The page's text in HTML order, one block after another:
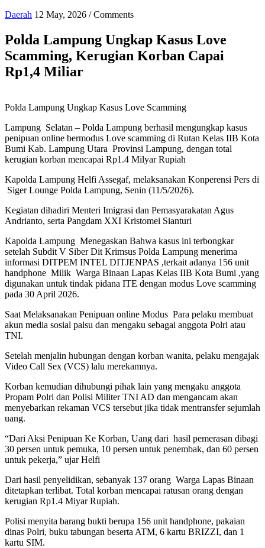
Daerah 12 May, 2026 /Comments
Polda Lampung Ungkap Kasus Love
Scamming, Kerugian Korban Capai
Rp1,4 Miliar
Polda Lampung Ungkap Kasus Love Scamming
Lampung Selatan – Polda Lampung berhasil mengungkap kasus
penipuan online bermodus Love scamming di Rutan Kelas IIB Kota
Bumi Kab. Lampung Utara Provinsi Lampung, dengan total
kerugian korban mencapai Rp1.4 Milyar Rupiah
Kapolda Lampung Helfi Assegaf, melaksanakan Konperensi Pers di
Siger Lounge Polda Lampung, Senin (11/5/2026).
Kegiatan dihadiri Menteri Imigrasi dan Pemasyarakatan Agus
Andrianto, serta Pangdam XXI Kristomei Sianturi
Kapolda Lampung Menegaskan Bahwa kasus ini terbongkar
setelah Subdit V Siber Dit Krimsus Polda Lampung menerima
informasi DITPEM INTEL DITJENPAS ,terkait adanya 156 unit
handphone Milik Warga Binaan Lapas Kelas IIB Kota Bumi ,yang
digunakan untuk tindak pidana ITE dengan modus Love scamming
pada 30 April 2026.
Saat Melaksanakan Penipuan online Modus Para pelaku membuat
akun media sosial palsu dan mengaku sebagai anggota Polri atau
TNI.
Setelah menjalin hubungan dengan korban wanita, pelaku mengajak
Video Call Sex (VCS) lalu merekamnya.
Korban kemudian dihubungi pihak lain yang mengaku anggota
Propam Polri dan Polisi Militer TNI AD dan mengancam akan
menyebarkan rekaman VCS tersebut jika tidak mentransfer sejumlah
uang.
“Dari Aksi Penipuan Ke Korban, Uang dari hasil pemerasan dibagi
30 persen untuk pemuka, 10 persen untuk penembak, dan 60 persen
untuk pekerja,” ujar Helfi
Dari hasil penyelidikan, sebanyak 137 orang Warga Lapas Binaan
ditetapkan terlibat. Total korban mencapai ratusan orang dengan
kerugian Rp1.4 Miyar Rupiah.
Polisi menyita barang bukti berupa 156 unit handphone, pakaian
dinas Polri, buku tabungan beserta ATM, 6 kartu BRIZZI, dan 1
kartu SIM.